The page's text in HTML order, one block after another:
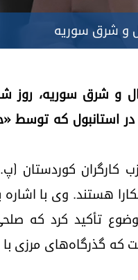
و شرق سوریه
در استانبول که
کوردستان
هستند. وی با اشاره
تأکید کرد که
که گذرگاه‌های مرزی